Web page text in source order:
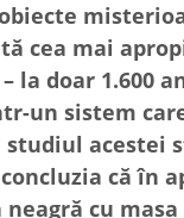
cea mai
la doar 1.600
un sistem
acestei
că în
cu